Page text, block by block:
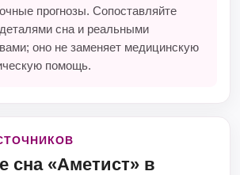
прогнозы. Сопоставляйте
сна и реальными
оно не заменяет медицинскую
помощь.
сна «Аметист» в